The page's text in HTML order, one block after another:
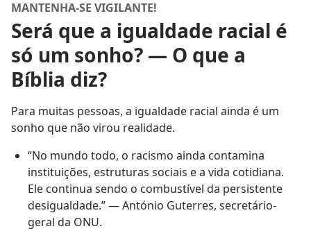
MANTENHA-SE VIGILANTE!
Será que a igualdade racial é
só um sonho? — O que a
Bíblia diz?
Para muitas pessoas, a igualdade racial ainda é um
sonho que não virou realidade.
“No mundo todo, o racismo ainda contamina
instituições, estruturas sociais e a vida cotidiana.
Ele continua sendo o combustível da persistente
desigualdade.” — António Guterres, secretário-
geral da ONU.